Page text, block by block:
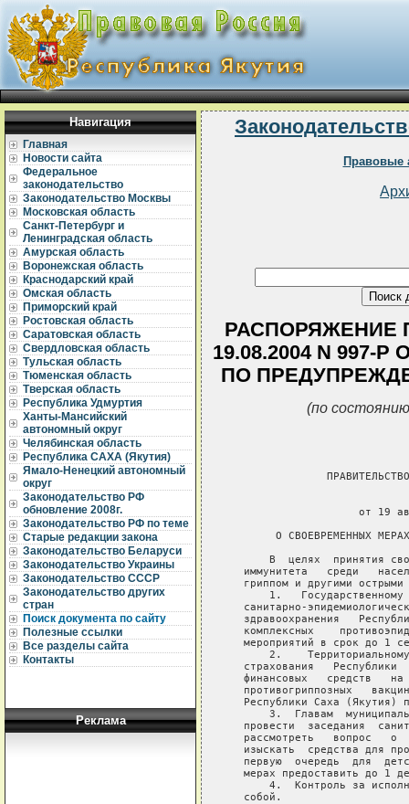
Навигация
Главная
Новости сайта
Федеральное
законодательство
Законодательство Москвы
Московская область
Санкт-Петербург и
Ленинградская область
Амурская область
Воронежская область
Краснодарский край
Омская область
Приморский край
Ростовская область
Саратовская область
Свердловская область
Тульская область
Тюменская область
Тверская область
Республика Удмуртия
Ханты-Мансийский
автономный округ
Челябинская область
Республика САХА (Якутия)
Ямало-Ненецкий автономный
округ
Законодательство РФ
обновление 2008г.
Законодательство РФ по теме
Старые редакции закона
Законодательство Беларуси
Законодательство Украины
Законодательство СССР
Законодательство других
стран
Поиск документа по сайту
Полезные ссылки
Все разделы сайта
Контакты
Реклама
Правовые
РАСПОРЯЖЕНИЕ
19.08.2004 N
ПО
(по
от 19
О СВОЕВРЕМЕННЫХ
В  целях  принятия
иммунитета   среди
гриппом и другими
1.
санитарно-
здравоохранения
комплексных
мероприятий в срок до 1
2.
страхования   Республики
финансовых   средств
противогриппозных
Республики Саха (Якутия)
3.  Главам
провести  заседания
рассмотреть   вопрос   о
изыскать  средства для
первую  очередь  для
мерах предоставить до 1
4.  Контроль за
   собой.